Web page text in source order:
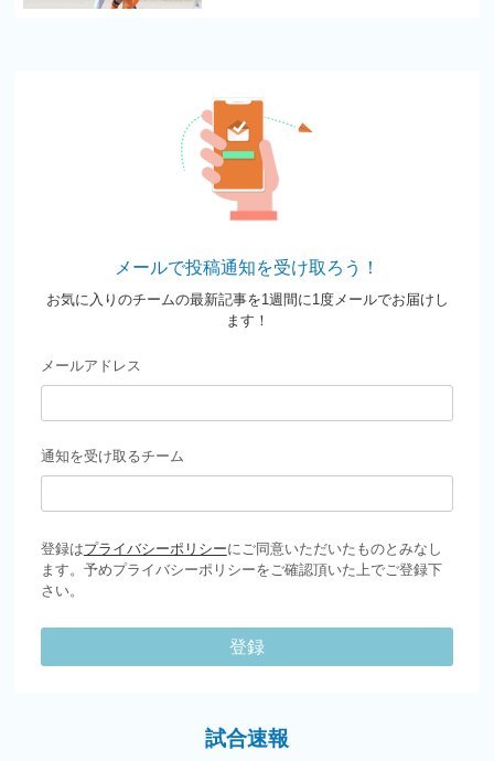
メールで投稿通知を受け取ろう！
お気に入りのチームの最新記事を1週間に1度メールでお届けし
ます！
メールアドレス
通知を受け取るチーム
登録はプライバシーポリシーにご同意いただいたものとみなし
ます。予めプライバシーポリシーをご確認頂いた上でご登録下
さい。
登録
試合速報